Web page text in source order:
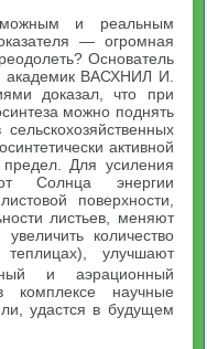
и реальным
— огромная
Основатель
академик ВАСХНИЛ И.
доказал, что при
можно поднять
активной
Для усиления
Солнца энергии
поверхности,
листьев, меняют
количество
улучшают
и аэрационный
научные
удастся в будущем